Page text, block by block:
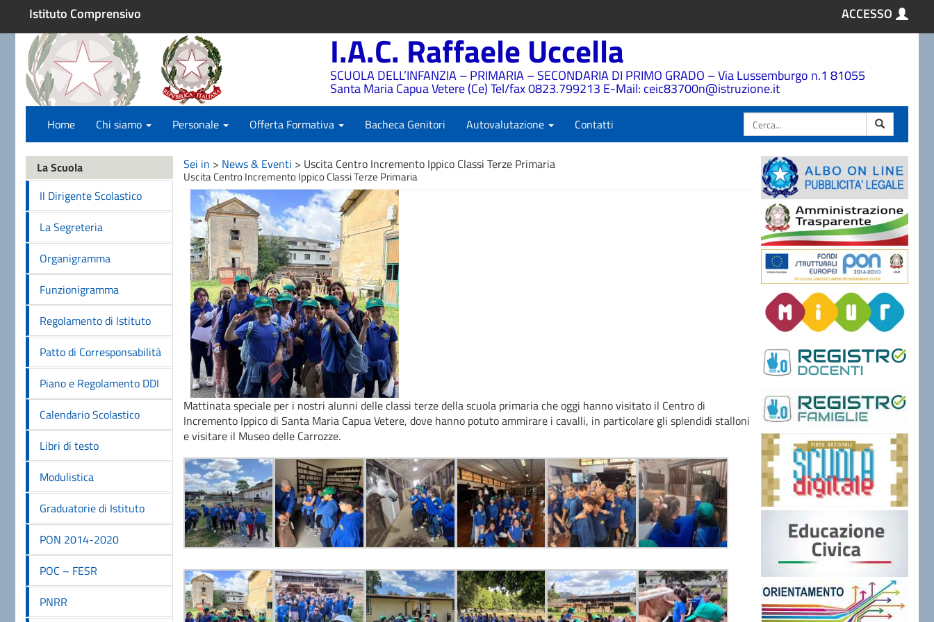
Istituto Comprensivo ACCESSO
I.A.C. Raffaele Uccella
SCUOLA DELL’INFANZIA – PRIMARIA – SECONDARIA DI PRIMO GRADO – Via Lussemburgo n.1 81055
Santa Maria Capua Vetere (Ce) Tel/fax 0823.799213 E-Mail: ceic83700n@istruzione.it
Cerca
Home Chi siamo Personale Offerta Formativa Bacheca Genitori Autovalutazione Contatti
La Scuola
Il Dirigente Scolastico
La Segreteria
Organigramma
Funzionigramma
Regolamento di Istituto
Patto di Corresponsabilità
Piano e Regolamento DDI
Calendario Scolastico
Libri di testo
Modulistica
Graduatorie di Istituto
PON 2014-2020
POC – FESR
PNRR
Sei in > News & Eventi > Uscita Centro Incremento Ippico Classi Terze Primaria
Uscita Centro Incremento Ippico Classi Terze Primaria
Mattinata speciale per i nostri alunni delle classi terze della scuola primaria che oggi hanno visitato il Centro di
Incremento Ippico di Santa Maria Capua Vetere, dove hanno potuto ammirare i cavalli, in particolare gli splendidi stalloni
e visitare il Museo delle Carrozze.